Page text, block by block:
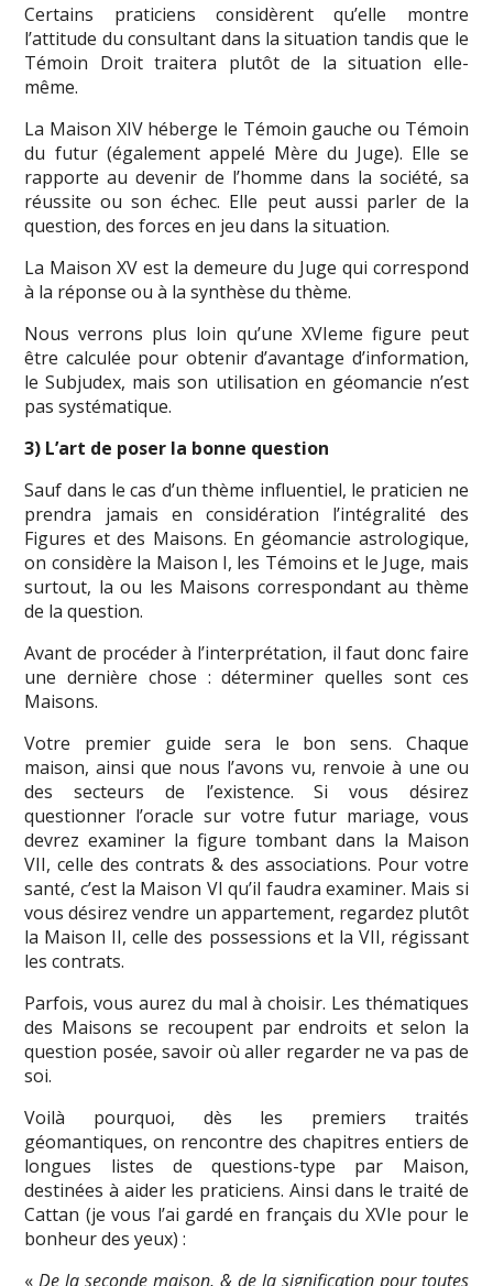
Certains praticiens considèrent qu’elle montre
l’attitude du consultant dans la situation tandis que le
Témoin Droit traitera plutôt de la situation elle-
même.
La Maison XIV héberge le Témoin gauche ou Témoin
du futur (également appelé Mère du Juge). Elle se
rapporte au devenir de l’homme dans la société, sa
réussite ou son échec. Elle peut aussi parler de la
question, des forces en jeu dans la situation.
La Maison XV est la demeure du Juge qui correspond
à la réponse ou à la synthèse du thème.
Nous verrons plus loin qu’une XVIeme figure peut
être calculée pour obtenir d’avantage d’information,
le Subjudex, mais son utilisation en géomancie n’est
pas systématique.
3) L’art de poser la bonne question
Sauf dans le cas d’un thème influentiel, le praticien ne
prendra jamais en considération l’intégralité des
Figures et des Maisons. En géomancie astrologique,
on considère la Maison I, les Témoins et le Juge, mais
surtout, la ou les Maisons correspondant au thème
de la question.
Avant de procéder à l’interprétation, il faut donc faire
une dernière chose : déterminer quelles sont ces
Maisons.
Votre premier guide sera le bon sens. Chaque
maison, ainsi que nous l’avons vu, renvoie à une ou
des secteurs de l’existence. Si vous désirez
questionner l’oracle sur votre futur mariage, vous
devrez examiner la figure tombant dans la Maison
VII, celle des contrats & des associations. Pour votre
santé, c’est la Maison VI qu’il faudra examiner. Mais si
vous désirez vendre un appartement, regardez plutôt
la Maison II, celle des possessions et la VII, régissant
les contrats.
Parfois, vous aurez du mal à choisir. Les thématiques
des Maisons se recoupent par endroits et selon la
question posée, savoir où aller regarder ne va pas de
soi.
Voilà pourquoi, dès les premiers traités
géomantiques, on rencontre des chapitres entiers de
longues listes de questions-type par Maison,
destinées à aider les praticiens. Ainsi dans le traité de
Cattan (je vous l’ai gardé en français du XVIe pour le
bonheur des yeux) :
« De la seconde maison, & de la signification pour toutes